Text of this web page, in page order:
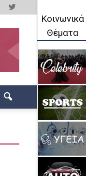
Κοινωνικά
Θέματα